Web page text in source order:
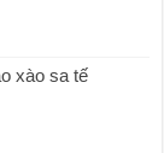
xào sa tế